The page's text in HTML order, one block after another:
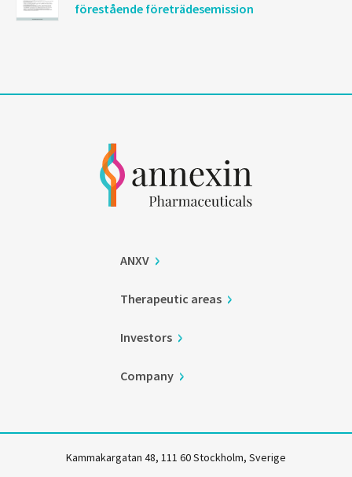
förestående företrädesemission
ANXV
Therapeutic areas
Investors
Company
Kammakargatan 48, 111 60 Stockholm, Sverige